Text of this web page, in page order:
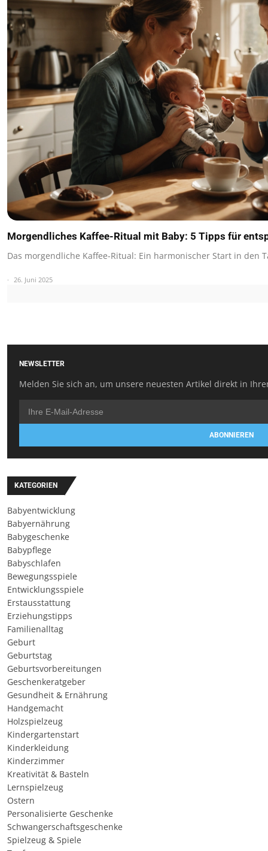
Morgendliches Kaffee-Ritual mit Baby: 5 Tipps für
Das morgendliche Kaffee-Ritual: Ein harmonischer Start in den
26. Juni 2025
NEWSLETTER
Melden Sie sich an, um unsere neuesten Artikel direkt in
ABONNIEREN
KATEGORIEN
Babyentwicklung
Babyernährung
Babygeschenke
Babypflege
Babyschlafen
Bewegungsspiele
Entwicklungsspiele
Erstausstattung
Erziehungstipps
Familienalltag
Geburt
Geburtstag
Geburtsvorbereitungen
Geschenkeratgeber
Gesundheit & Ernährung
Handgemacht
Holzspielzeug
Kindergartenstart
Kinderkleidung
Kinderzimmer
Kreativität & Basteln
Lernspielzeug
Ostern
Personalisierte Geschenke
Schwangerschaftsgeschenke
Spielzeug & Spiele